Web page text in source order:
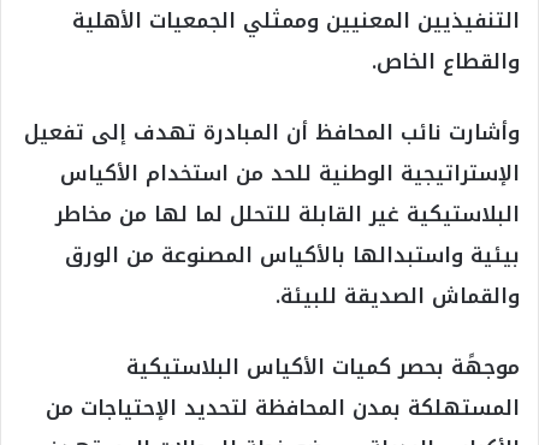
التنفيذيين المعنيين وممثلي الجمعيات الأهلية
والقطاع الخاص.
وأشارت نائب المحافظ أن المبادرة تهدف إلى تفعيل
الإستراتيجية الوطنية للحد من استخدام الأكياس
البلاستيكية غير القابلة للتحلل لما لها من مخاطر
بيئية واستبدالها بالأكياس المصنوعة من الورق
والقماش الصديقة للبيئة.
موجهًة بحصر كميات الأكياس البلاستيكية
المستهلكة بمدن المحافظة لتحديد الإحتياجات من